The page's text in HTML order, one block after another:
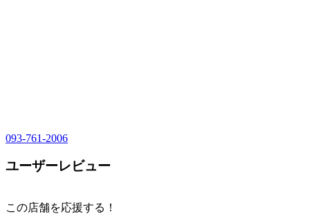
093-761-2006
ユーザーレビュー
この店舗を応援する！